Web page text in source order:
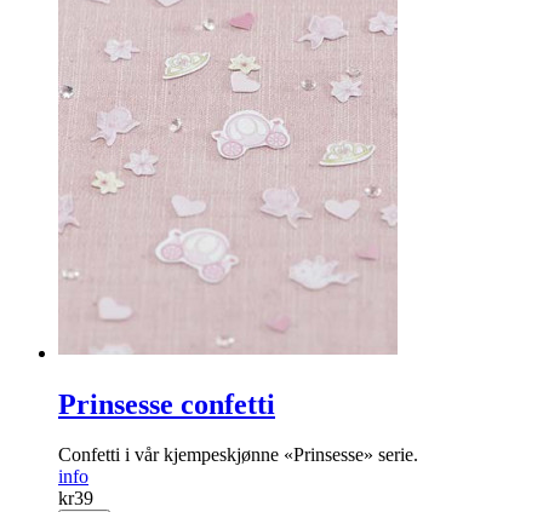
Prinsesse confetti
Confetti i vår kjempeskjønne «Prinsesse» serie.
info
kr39